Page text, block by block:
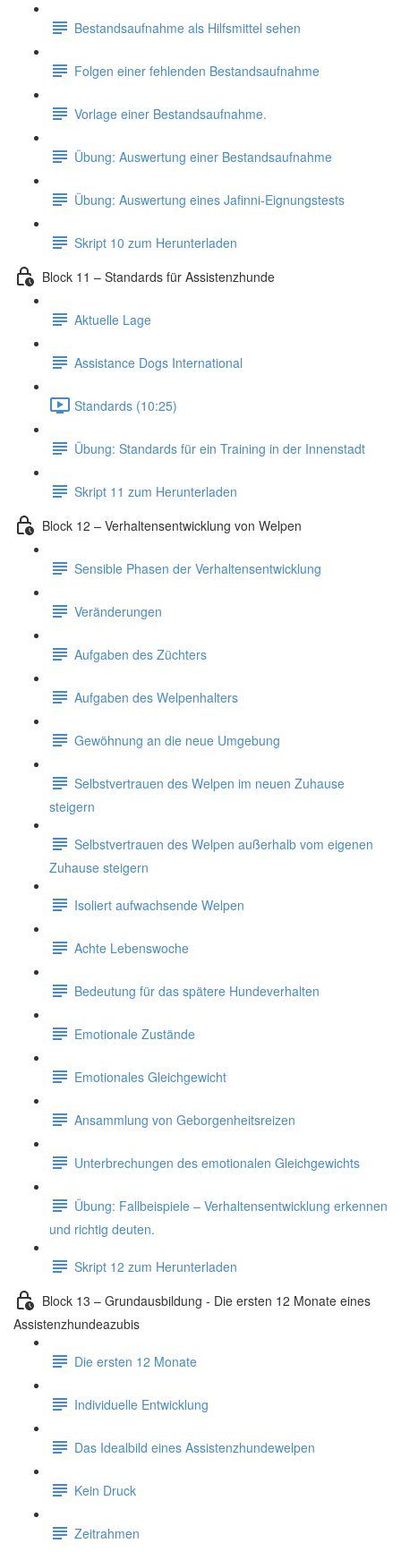
Bestandsaufnahme als Hilfsmittel sehen
Folgen einer fehlenden Bestandsaufnahme
Vorlage einer Bestandsaufnahme.
Übung: Auswertung einer Bestandsaufnahme
Übung: Auswertung eines Jafinni-Eignungstests
Skript 10 zum Herunterladen
Block 11 – Standards für Assistenzhunde
Aktuelle Lage
Assistance Dogs International
Standards (10:25)
Übung: Standards für ein Training in der Innenstadt
Skript 11 zum Herunterladen
Block 12 – Verhaltensentwicklung von Welpen
Sensible Phasen der Verhaltensentwicklung
Veränderungen
Aufgaben des Züchters
Aufgaben des Welpenhalters
Gewöhnung an die neue Umgebung
Selbstvertrauen des Welpen im neuen Zuhause
steigern
Selbstvertrauen des Welpen außerhalb vom eigenen
Zuhause steigern
Isoliert aufwachsende Welpen
Achte Lebenswoche
Bedeutung für das spätere Hundeverhalten
Emotionale Zustände
Emotionales Gleichgewicht
Ansammlung von Geborgenheitsreizen
Unterbrechungen des emotionalen Gleichgewichts
Übung: Fallbeispiele – Verhaltensentwicklung erkennen
und richtig deuten.
Skript 12 zum Herunterladen
Block 13 – Grundausbildung - Die ersten 12 Monate eines
Assistenzhundeazubis
Die ersten 12 Monate
Individuelle Entwicklung
Das Idealbild eines Assistenzhundewelpen
Kein Druck
Zeitrahmen